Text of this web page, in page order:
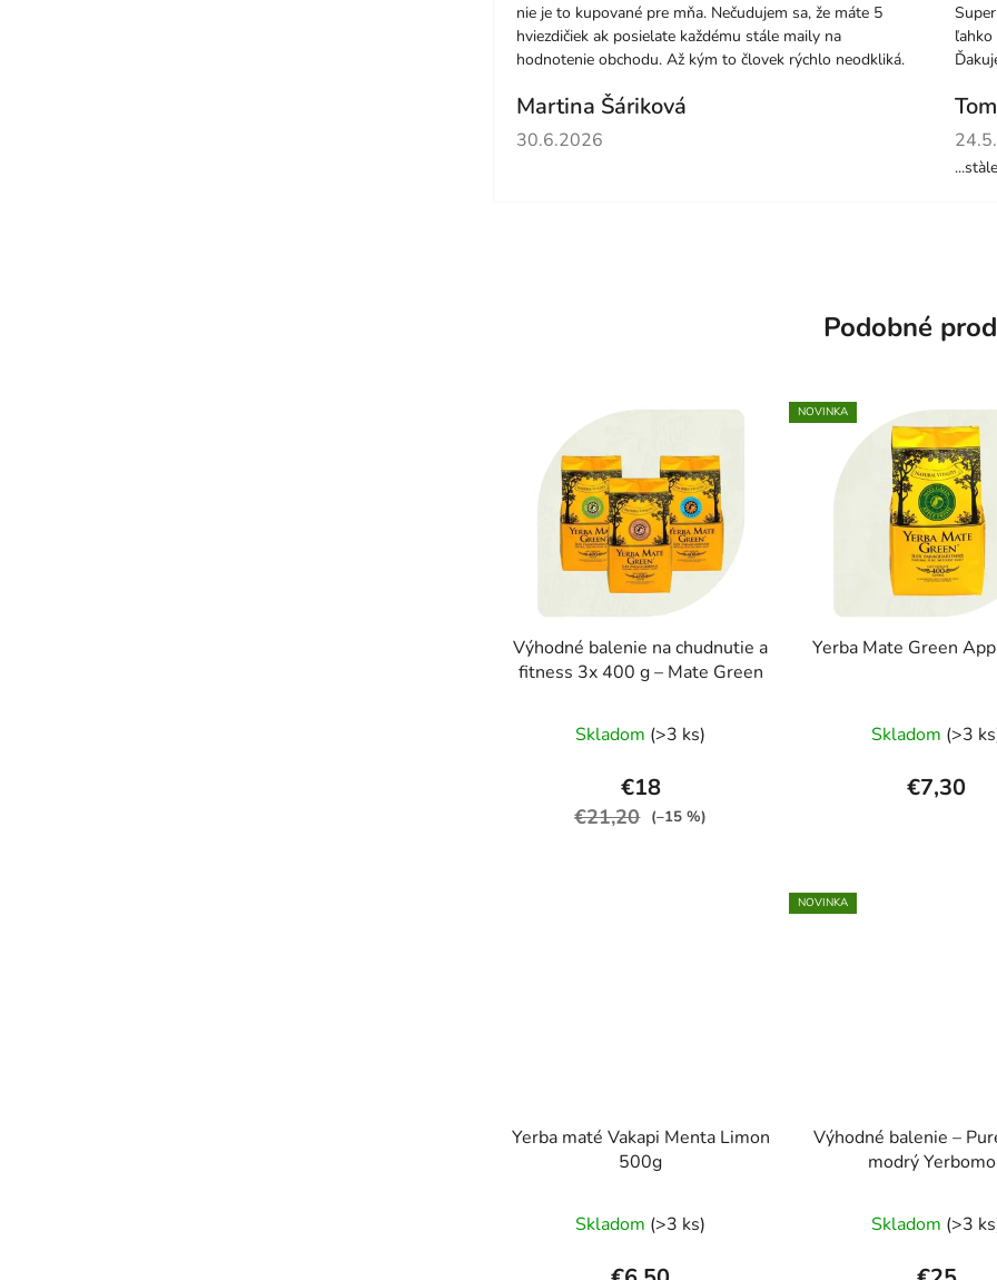
nie je to kupované pre mňa. Nečudujem sa, že máte 5
hviezdičiek ak posielate každému stále maily na
hodnotenie obchodu. Až kým to človek rýchlo neodkliká.
ľahko
Martina Šáriková
Hodnotenie obchodu je 5 z 5 hviezdičiek.
30.6.2026
Podobné
Výhodné balenie na chudnutie a
fitness 3x 400 g – Mate Green
Skladom (>3 ks)
€18
€21,20 (–15 %)
NOVINKA
Yerba Mate Green
Skladom (>3
€7,30
Yerba maté Vakapi Menta Limon
500g
Skladom (>3 ks)
NOVINKA
Výhodné balenie –
modrý
Skladom (>3